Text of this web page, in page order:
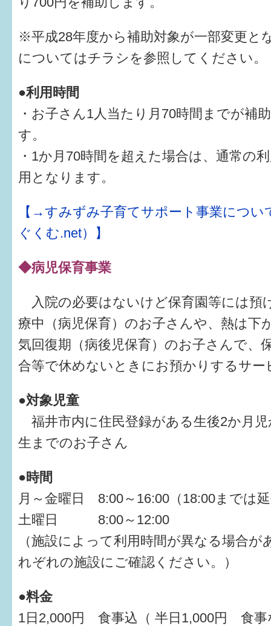
※平成28年度から補助対象が一部変更と
についてはチラシを参照してください。
●利用時間
・お子さん1人当たり月70時間までが補
す。
・1か月70時間を超えた場合は、通常の
用となります。
【→すみずみ子育てサポート事業につい
ぐくむ.net）】
◆病児保育事業
入院の必要はないけど保育園等には預
療中（病児保育）のお子さんや、熱は下
気回復期（病後児保育）のお子さんで、
合等で休めないときにお預かりするサー
●対象児童
福井市内に住民登録がある生後2か月
生までのお子さん
●時間
月～金曜日 8:00～16:00（18:00までは
土曜日 8:00～12:00
（施設によって利用時間が異なる場合
れぞれの施設にご確認ください。）
●料金
1日2,000円 食事込（ 半日1,000円 食事